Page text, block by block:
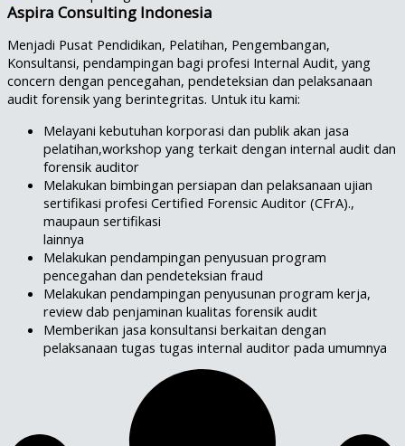
Aspira Consulting Indonesia
Menjadi Pusat Pendidikan, Pelatihan, Pengembangan,
Konsultansi, pendampingan bagi profesi Internal Audit, yang
concern dengan pencegahan, pendeteksian dan pelaksanaan
audit forensik yang berintegritas. Untuk itu kami:
Melayani kebutuhan korporasi dan publik akan jasa
pelatihan,workshop yang terkait dengan internal audit dan
forensik auditor
Melakukan bimbingan persiapan dan pelaksanaan ujian
sertifikasi profesi Certified Forensic Auditor (CFrA).,
maupaun sertifikasi
lainnya
Melakukan pendampingan penyusuan program
pencegahan dan pendeteksian fraud
Melakukan pendampingan penyusunan program kerja,
review dab penjaminan kualitas forensik audit
Memberikan jasa konsultansi berkaitan dengan
pelaksanaan tugas tugas internal auditor pada umumnya